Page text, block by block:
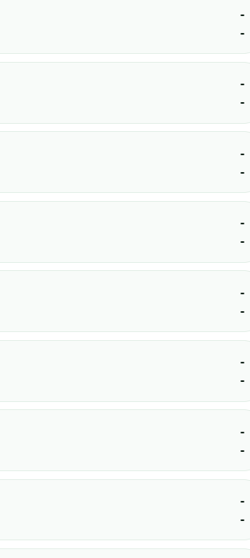
-
-
-
-
-
-
-
-
-
-
-
-
-
-
-
-